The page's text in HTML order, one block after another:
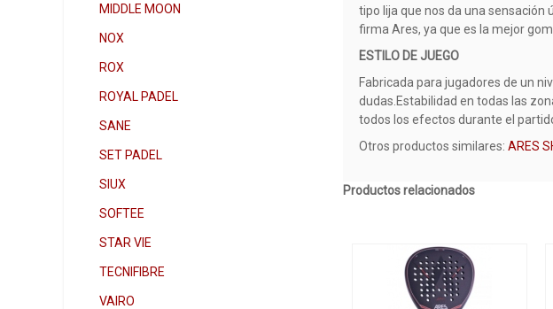
MIDDLE MOON
NOX
ROX
ROYAL PADEL
SANE
SET PADEL
SIUX
SOFTEE
STAR VIE
TECNIFIBRE
VAIRO
tipo lija que nos da una sensación
firma Ares, ya que es la mejor
ESTILO DE JUEGO
Fabricada para jugadores de un
dudas.Estabilidad en todas las
todos los efectos durante el
Otros productos similares:ARES
Productos relacionados